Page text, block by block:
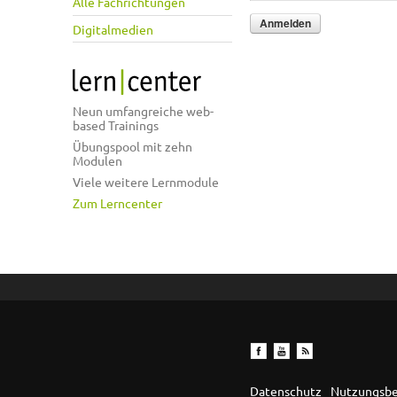
Digitalmedien
Neun umfangreiche web-
based Trainings
Übungspool mit zehn
Modulen
Viele weitere Lernmodule
Zum Lerncenter
Datenschutz